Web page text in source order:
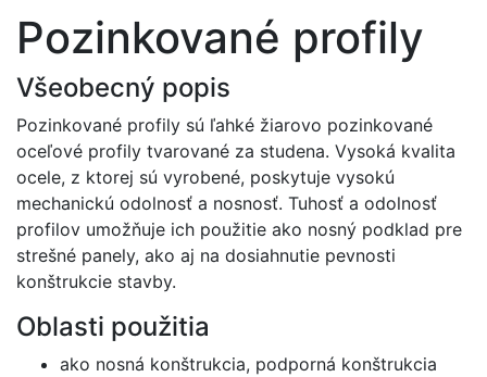
Pozinkované profily
Všeobecný popis
Pozinkované profily sú ľahké žiarovo pozinkované
oceľové profily tvarované za studena. Vysoká kvalita
ocele, z ktorej sú vyrobené, poskytuje vysokú
mechanickú odolnosť a nosnosť. Tuhosť a odolnosť
profilov umožňuje ich použitie ako nosný podklad pre
strešné panely, ako aj na dosiahnutie pevnosti
konštrukcie stavby.
Oblasti použitia
ako nosná konštrukcia, podporná konštrukcia